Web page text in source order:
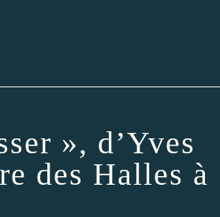
», d’Yves
des Halles à